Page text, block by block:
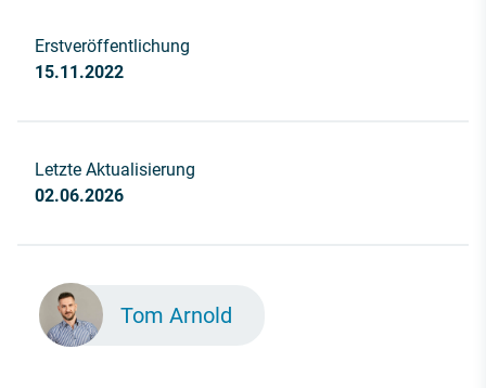
Erstveröffentlichung
15.11.2022
Letzte Aktualisierung
02.06.2026
Tom Arnold